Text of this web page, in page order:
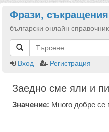
Фрази,
български онлайн справочник
Вход
Регистрация
Заедно сме яли и
Значение: Много добре се